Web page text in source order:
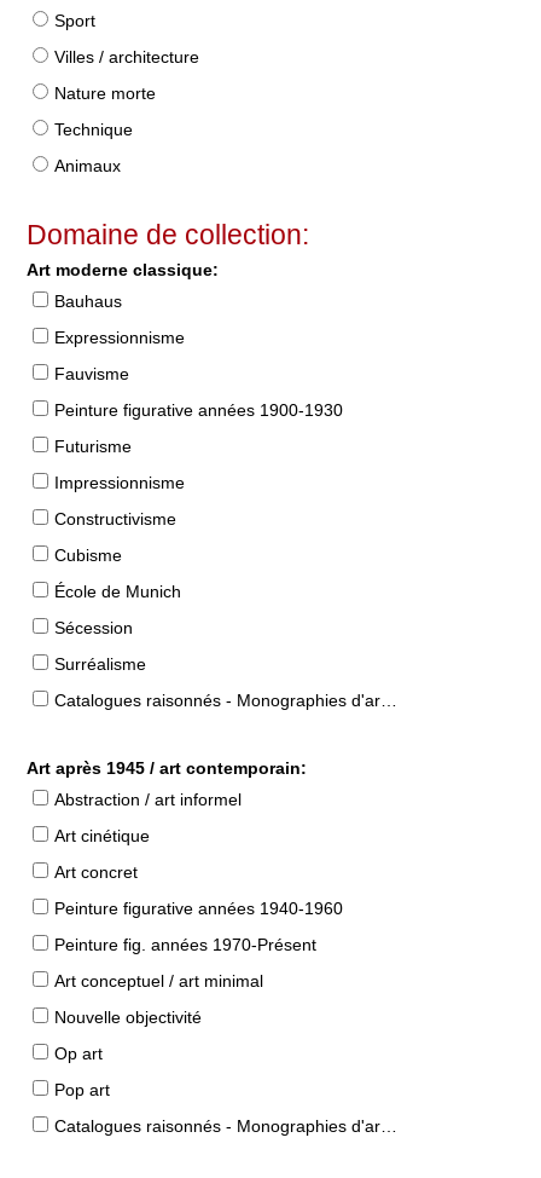
Sport
Villes / architecture
Nature morte
Technique
Animaux
Domaine de collection:
Art moderne classique:
Bauhaus
Expressionnisme
Fauvisme
Peinture figurative années 1900-1930
Futurisme
Impressionnisme
Constructivisme
Cubisme
École de Munich
Sécession
Surréalisme
Catalogues raisonnés - Monographies d'artistes
Art après 1945 / art contemporain:
Abstraction / art informel
Art cinétique
Art concret
Peinture figurative années 1940-1960
Peinture fig. années 1970-Présent
Art conceptuel / art minimal
Nouvelle objectivité
Op art
Pop art
Catalogues raisonnés - Monographies d'artistes